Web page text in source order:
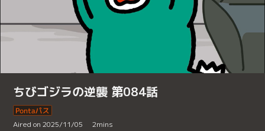
ちびゴジラの逆襲 第084話
Aired on 2025/11/05 2mins